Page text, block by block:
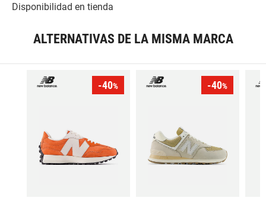
Disponibilidad en tienda
ALTERNATIVAS DE LA MISMA MARCA
-40% -40%